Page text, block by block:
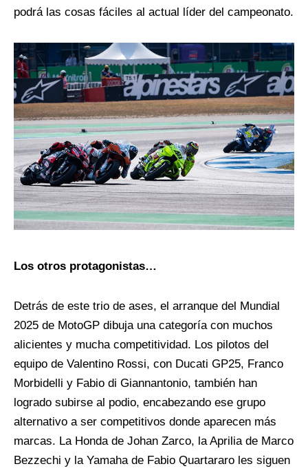
podrá las cosas fáciles al actual líder del campeonato.
Los otros protagonistas…
Detrás de este trio de ases, el arranque del Mundial
2025 de MotoGP dibuja una categoría con muchos
alicientes y mucha competitividad. Los pilotos del
equipo de Valentino Rossi, con Ducati GP25, Franco
Morbidelli y Fabio di Giannantonio, también han
logrado subirse al podio, encabezando ese grupo
alternativo a ser competitivos donde aparecen más
marcas. La Honda de Johan Zarco, la Aprilia de Marco
Bezzechi y la Yamaha de Fabio Quartararo les siguen